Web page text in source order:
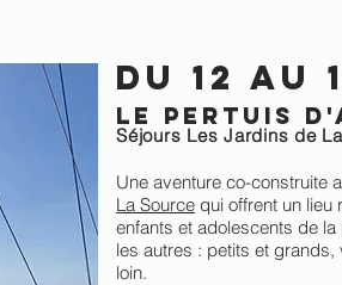
Du 12 au
le pertuis
Séjours Les Jardins de
Une aventure co-construite
La Source qui offrent un lieu
enfants et adolescents de
les autres : petits et
loin.